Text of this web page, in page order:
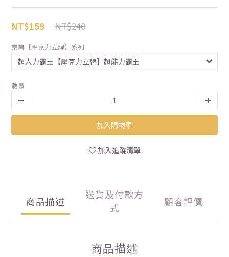
NT$240
NT$159
京甫【壓克力立牌】系列
數量
加入購物車
加入追蹤清單
商品描述
送貨及付款方
式
顧客評價
商品描述